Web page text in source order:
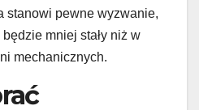
stanowi pewne wyzwanie,
będzie mniej stały niż w
mechanicznych.